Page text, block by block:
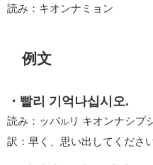
読み：キオンナミョン
例文
・빨리 기억나십시오.
読み：ッパル リ キオンナシプ
訳：早く、思い出してくださ